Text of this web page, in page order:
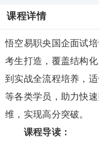
课程详情
悟空易职央国企面试
考生打造，覆盖结构
到实战全流程培养，
等各类学员，助力快
维，实现高分突破。
课程导读：